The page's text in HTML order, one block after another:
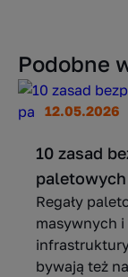
Podobne
12.05.2026
10 zasad
paletowych
Regały
masywnych
bywają też